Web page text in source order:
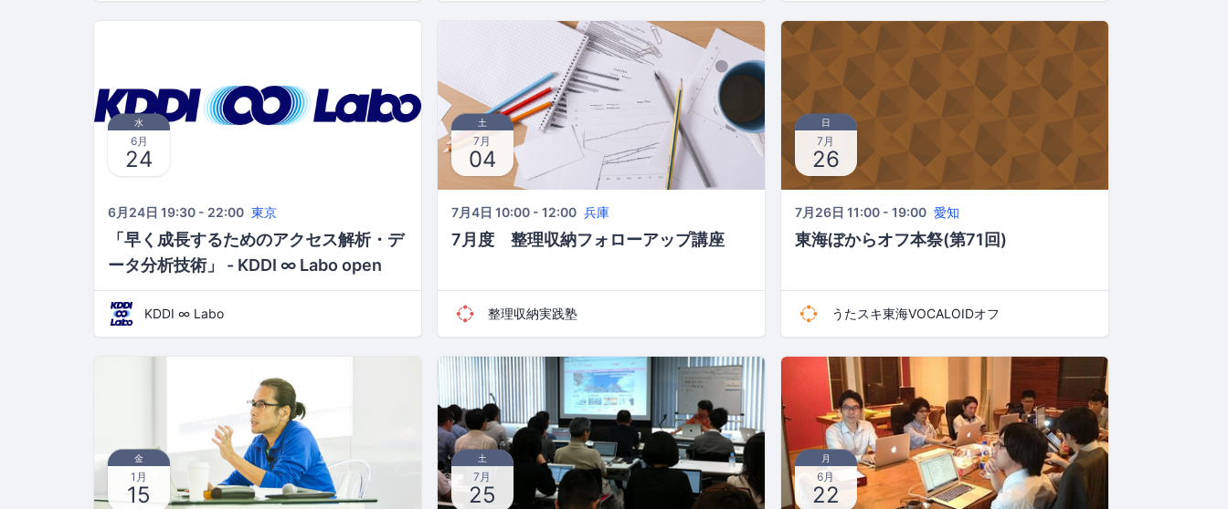
水
6月
24
6月24日 19:30 - 22:00 東京
「早く成長するためのアクセス解析・デ
ータ分析技術」 - KDDI ∞ Labo open
MEETing
KDDI ∞ Labo
土
7月
04
7月4日 10:00 - 12:00 兵庫
7月度 整理収納フォローアップ講座
整理収納実践塾
日
7月
26
7月26日 11:00 - 19:00 愛知
東海ぼからオフ本祭(第71回)
うたスキ東海VOCALOIDオフ
金
1月
15
土
7月
25
月
6月
22